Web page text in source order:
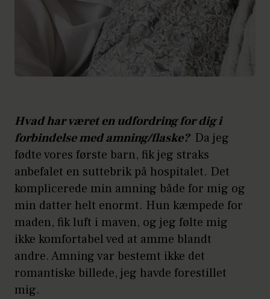
Hvad har været en udfordring for dig i
forbindelse med amning/flaske? Da jeg
fødte vores første barn, fik jeg straks
anbefalet en suttebrik på hospitalet. Det
komplicerede min amning både for mig og
min datter helt enormt. Hun kæmpede for
maden, fik luft i maven, og jeg følte mig
ikke komfortabel ved at amme blandt
andre. Amning var bestemt ikke det
romantiske billede, jeg havde forestillet
mig.